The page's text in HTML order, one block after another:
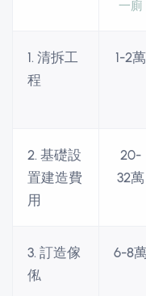
一廁
1. 清拆工
程
1-2萬
2. 基礎設
置建造費
用
20-
32萬
3. 訂造傢
俬
6-8